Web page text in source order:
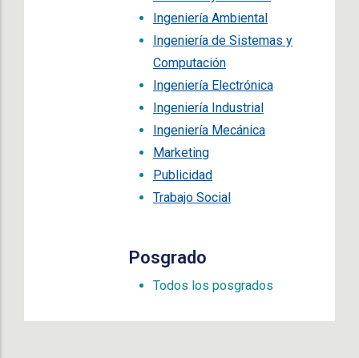
Ingeniería Ambiental
Ingeniería de Sistemas y
Computación
Ingeniería Electrónica
Ingeniería Industrial
Ingeniería Mecánica
Marketing
Publicidad
Trabajo Social
Posgrado
Todos los posgrados